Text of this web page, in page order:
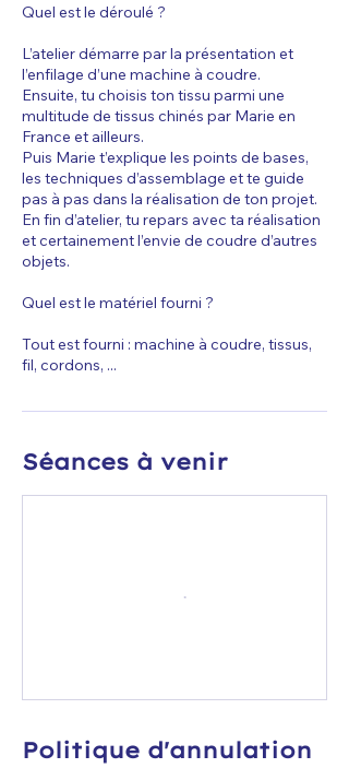
Quel est le déroulé ?
L’atelier démarre par la présentation et
l’enfilage d’une machine à coudre.
Ensuite, tu choisis ton tissu parmi une
multitude de tissus chinés par Marie en
France et ailleurs.
Puis Marie t’explique les points de bases,
les techniques d’assemblage et te guide
pas à pas dans la réalisation de ton projet.
En fin d’atelier, tu repars avec ta réalisation
et certainement l’envie de coudre d’autres
objets.
Quel est le matériel fourni ?
Tout est fourni : machine à coudre, tissus,
fil, cordons, ...
Séances à venir
Politique d'annulation